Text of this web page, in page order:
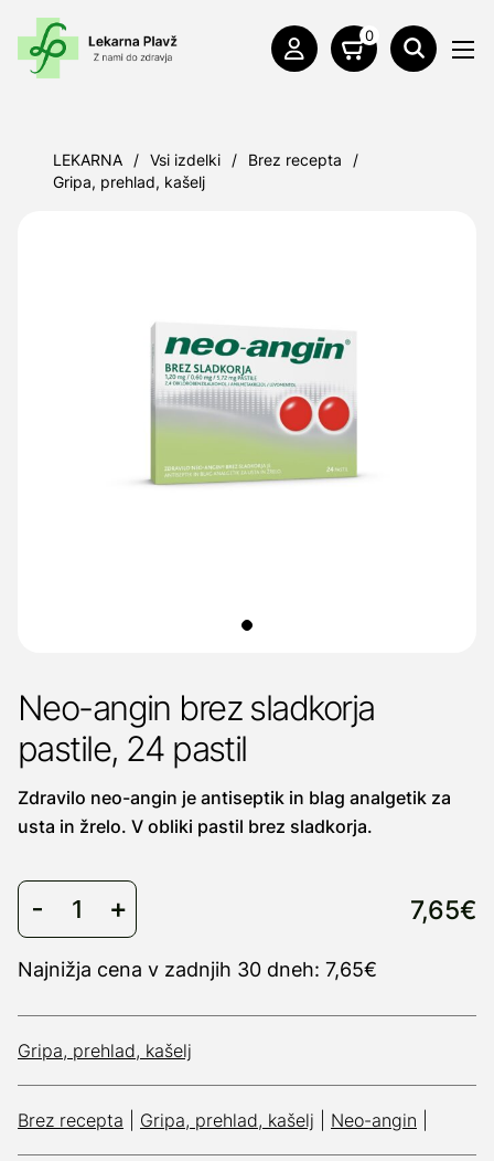
0
LEKARNA / Vsi izdelki / Brez recepta
/
Gripa, prehlad, kašelj
Neo-angin brez sladkorja
pastile, 24 pastil
Zdravilo neo-angin je antiseptik in blag analgetik za
usta in žrelo. V obliki pastil brez sladkorja.
7,65€
Najnižja cena v zadnjih 30 dneh: 7,65€
Gripa, prehlad, kašelj
Brez recepta Gripa, prehlad, kašelj Neo-angin